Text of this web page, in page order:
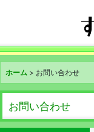
ホーム > お問い合わせ
お問い合わせ